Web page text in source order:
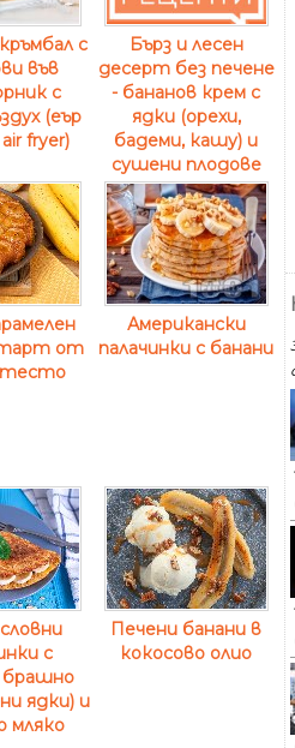
с
във
с
(еър
fryer)
Бърз и лесен
десерт без печене
- бананов крем с
ядки (орехи,
бадеми, кашу) и
сушени плодове
тарт от
Американски
палачинки с банани
с
брашно
ядки) и
мляко
Печени банани в
кокосово олио